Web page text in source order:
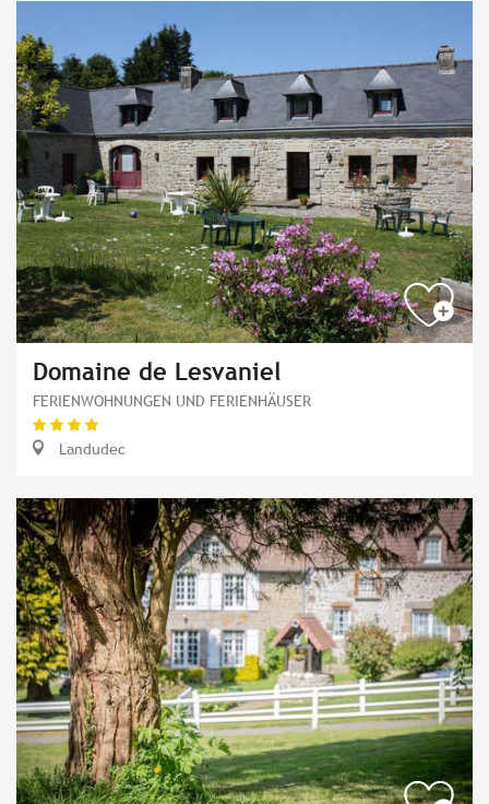
Domaine de Lesvaniel
FERIENWOHNUNGEN UND FERIENHÄUSER
Landudec